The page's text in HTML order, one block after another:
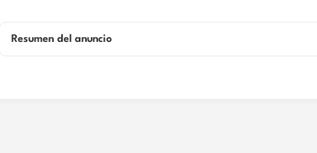
Resumen del anuncio